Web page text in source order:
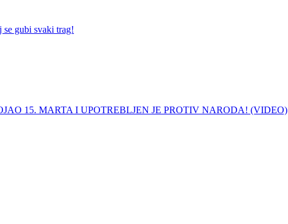
gubi svaki trag!
15. MARTA I UPOTREBLJEN JE PROTIV NARODA! (VIDEO)